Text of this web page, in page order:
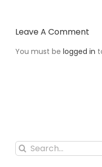
Leave A Comment
You must be logged in
Search
for: